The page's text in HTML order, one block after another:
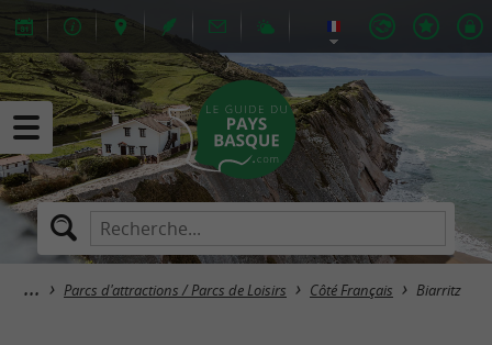
Parcs d'attractions / Parcs de Loisirs Côté Français Biarritz